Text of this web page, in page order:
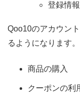
登録情
Qoo10のアカウン
るようになります。
商品の購入
クーポンの利